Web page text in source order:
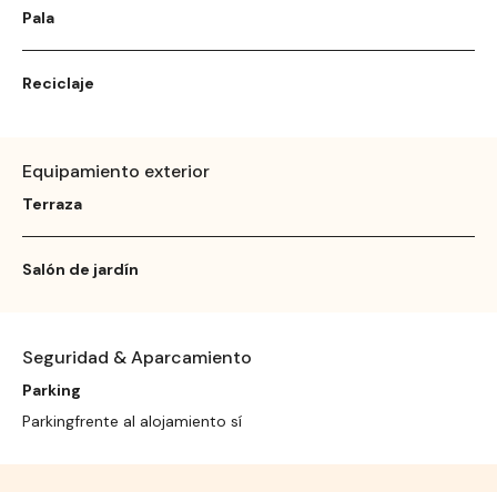
Pala
Reciclaje
Equipamiento exterior
Terraza
Salón de jardín
Seguridad & Aparcamiento
Parking
Parkingfrente al alojamiento sí